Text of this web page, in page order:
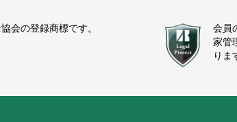
会の登録商標です。
会員
家管
りま